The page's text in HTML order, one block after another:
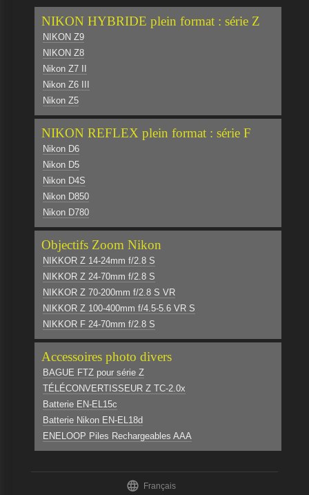
NIKON HYBRIDE plein format : série Z
NIKON Z9
NIKON Z8
Nikon Z7 II
Nikon Z6 III
Nikon Z5
NIKON REFLEX plein format : série F
Nikon D6
Nikon D5
Nikon D4S
Nikon D850
Nikon D780
Objectifs Zoom Nikon
NIKKOR Z 14-24mm f/2.8 S
NIKKOR Z 24-70mm f/2.8 S
NIKKOR Z 70-200mm f/2.8 S VR
NIKKOR Z 100-400mm f/4.5-5.6 VR S
NIKKOR F 24-70mm f/2.8 S
Accessoires photo divers
BAGUE FTZ pour série Z
TÉLÉCONVERTISSEUR Z TC-2.0x
Batterie EN-EL15c
Batterie Nikon EN-EL18d
ENELOOP Piles Rechargeables AAA
 Français